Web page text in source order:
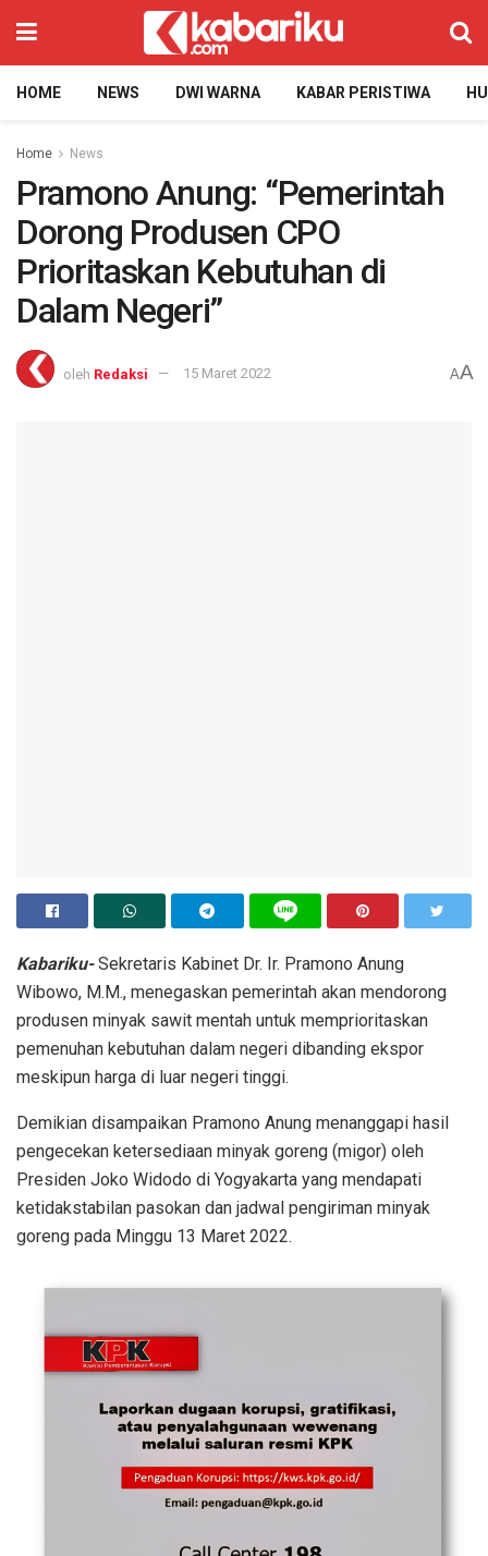
HOME NEWS DWI WARNA KABAR PERISTIWA
Home News
Pramono Anung: “Pemerintah
Dorong Produsen CPO
Prioritaskan Kebutuhan di
Dalam Negeri”
oleh Redaksi 15 Maret 2022 AA
Kabariku-Sekretaris Kabinet Dr. Ir. Pramono Anung
Wibowo, M.M., menegaskan pemerintah akan mendorong
produsen minyak sawit mentah untuk memprioritaskan
pemenuhan kebutuhan dalam negeri dibanding ekspor
meskipun harga di luar negeri tinggi.
Demikian disampaikan Pramono Anung menanggapi hasil
pengecekan ketersediaan minyak goreng (migor) oleh
Presiden Joko Widodo di Yogyakarta yang mendapati
ketidakstabilan pasokan dan jadwal pengiriman minyak
goreng pada Minggu 13 Maret 2022.